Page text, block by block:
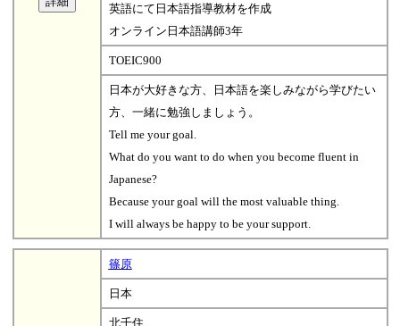
英語にて日本語指導教材を作成
オンライン日本語講師3年
TOEIC900
日本が大好きな方、日本語を楽しみながら学びたい
方、一緒に勉強しましょう。
Tell me your goal.
What do you want to do when you become fluent in
Japanese?
Because your goal will the most valuable thing.
I will always be happy to be your support.
篠原
日本
北千住